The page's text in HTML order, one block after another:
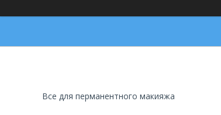
Все для перманентного макияжа